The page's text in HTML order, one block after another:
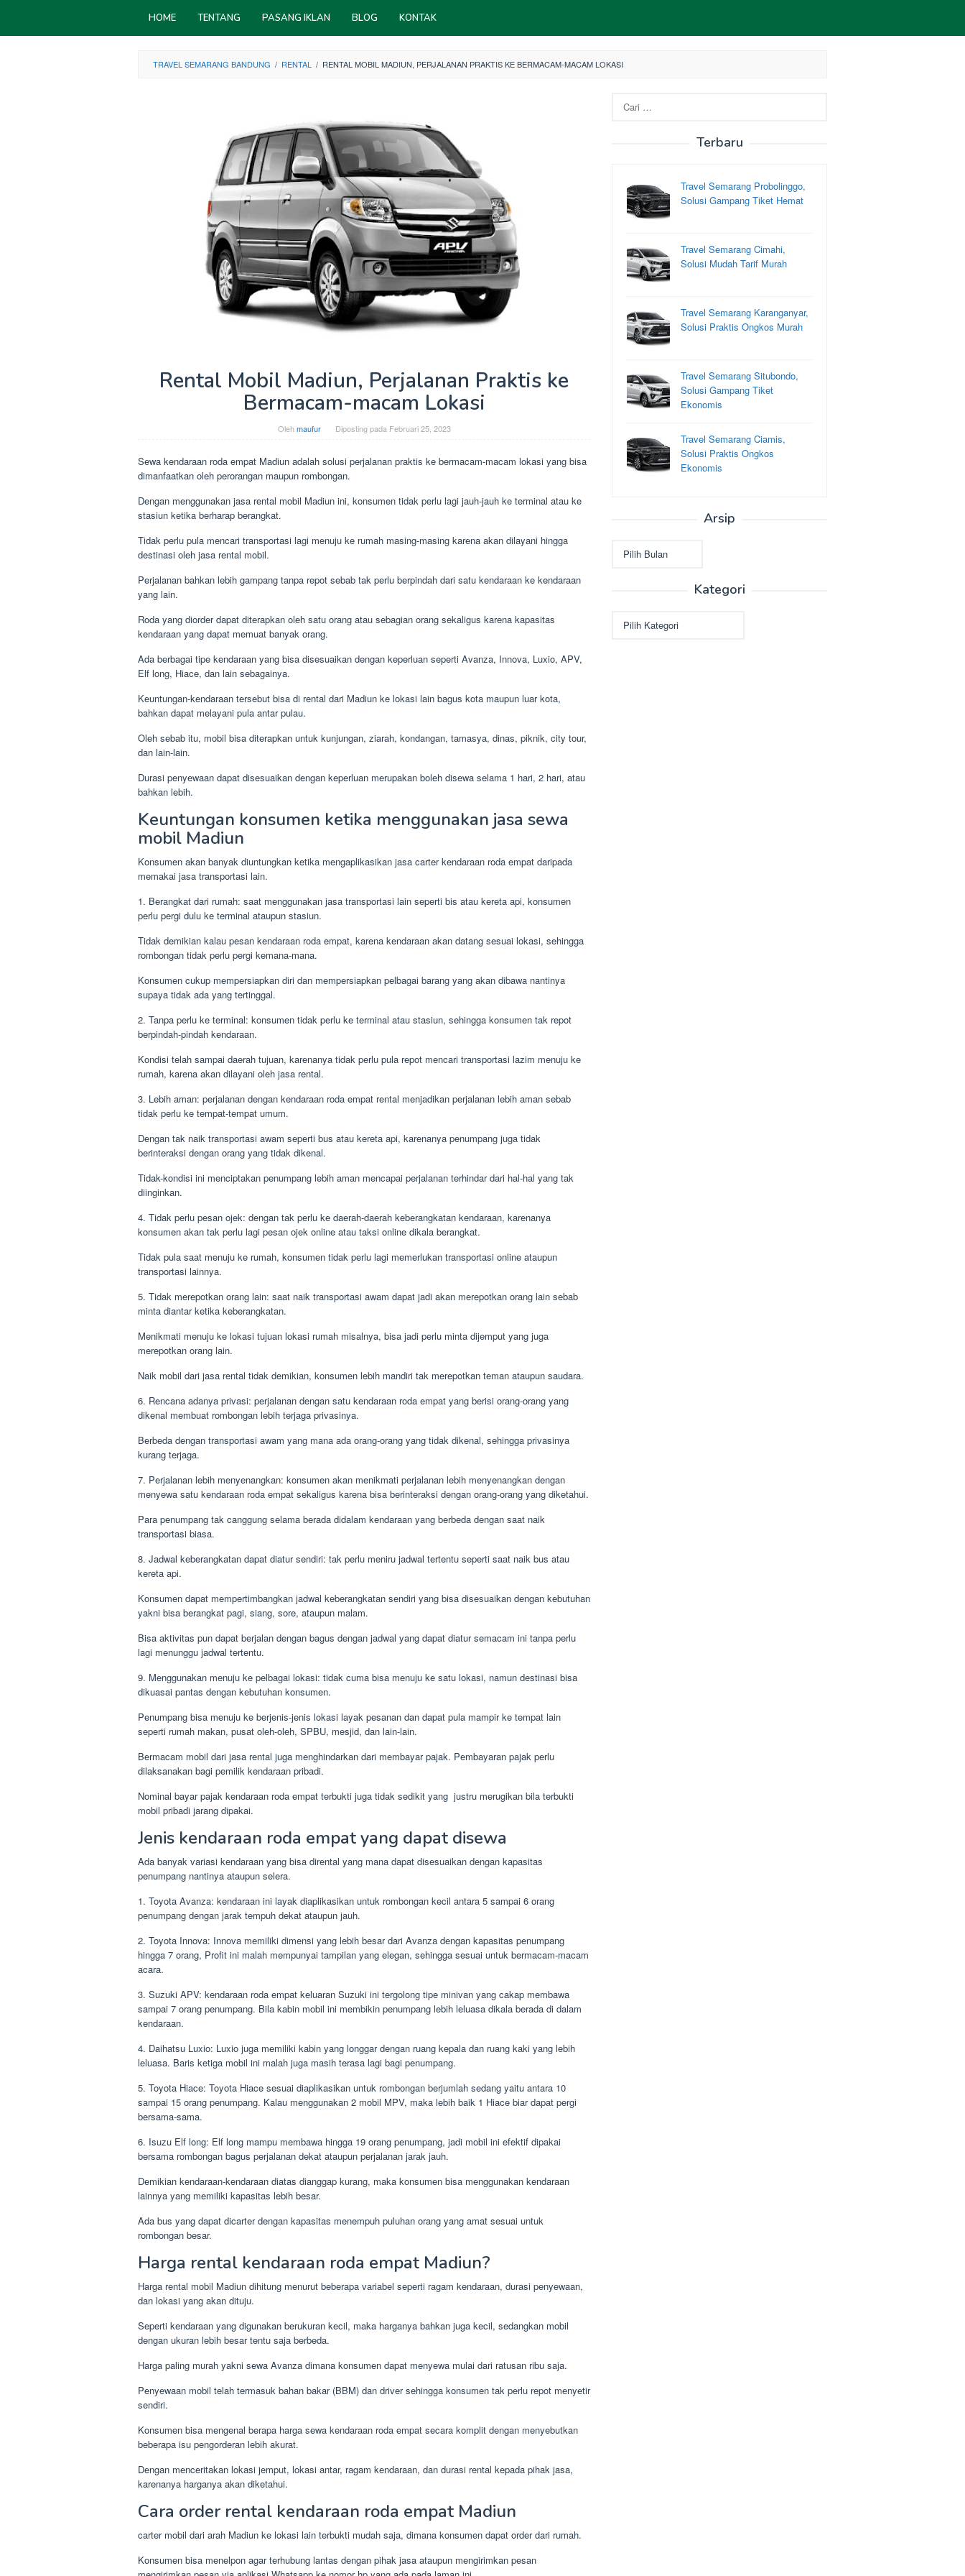
content
HOME TENTANG PASANG IKLAN BLOG KONTAK
TRAVEL SEMARANG BANDUNG / RENTAL / RENTAL MOBIL MADIUN, PERJALANAN PRAKTIS KE BERMACAM-MACAM LOKASI
Rental Mobil Madiun, Perjalanan Praktis ke
Bermacam-macam Lokasi
Olehmaufur Diposting pada Februari 25, 2023
Sewa kendaraan roda empat Madiun adalah solusi perjalanan praktis ke bermacam-macam lokasi yang bisa
dimanfaatkan oleh perorangan maupun rombongan.
Dengan menggunakan jasa rental mobil Madiun ini, konsumen tidak perlu lagi jauh-jauh ke terminal atau ke
stasiun ketika berharap berangkat.
Tidak perlu pula mencari transportasi lagi menuju ke rumah masing-masing karena akan dilayani hingga
destinasi oleh jasa rental mobil.
Perjalanan bahkan lebih gampang tanpa repot sebab tak perlu berpindah dari satu kendaraan ke kendaraan
yang lain.
Roda yang diorder dapat diterapkan oleh satu orang atau sebagian orang sekaligus karena kapasitas
kendaraan yang dapat memuat banyak orang.
Ada berbagai tipe kendaraan yang bisa disesuaikan dengan keperluan seperti Avanza, Innova, Luxio, APV,
Elf long, Hiace, dan lain sebagainya.
Keuntungan-kendaraan tersebut bisa di rental dari Madiun ke lokasi lain bagus kota maupun luar kota,
bahkan dapat melayani pula antar pulau.
Oleh sebab itu, mobil bisa diterapkan untuk kunjungan, ziarah, kondangan, tamasya, dinas, piknik, city tour,
dan lain-lain.
Durasi penyewaan dapat disesuaikan dengan keperluan merupakan boleh disewa selama 1 hari, 2 hari, atau
bahkan lebih.
Keuntungan konsumen ketika menggunakan jasa sewa
mobil Madiun
Konsumen akan banyak diuntungkan ketika mengaplikasikan jasa carter kendaraan roda empat daripada
memakai jasa transportasi lain.
1. Berangkat dari rumah: saat menggunakan jasa transportasi lain seperti bis atau kereta api, konsumen
perlu pergi dulu ke terminal ataupun stasiun.
Tidak demikian kalau pesan kendaraan roda empat, karena kendaraan akan datang sesuai lokasi, sehingga
rombongan tidak perlu pergi kemana-mana.
Konsumen cukup mempersiapkan diri dan mempersiapkan pelbagai barang yang akan dibawa nantinya
supaya tidak ada yang tertinggal.
2. Tanpa perlu ke terminal: konsumen tidak perlu ke terminal atau stasiun, sehingga konsumen tak repot
berpindah-pindah kendaraan.
Kondisi telah sampai daerah tujuan, karenanya tidak perlu pula repot mencari transportasi lazim menuju ke
rumah, karena akan dilayani oleh jasa rental.
3. Lebih aman: perjalanan dengan kendaraan roda empat rental menjadikan perjalanan lebih aman sebab
tidak perlu ke tempat-tempat umum.
Dengan tak naik transportasi awam seperti bus atau kereta api, karenanya penumpang juga tidak
berinteraksi dengan orang yang tidak dikenal.
Tidak-kondisi ini menciptakan penumpang lebih aman mencapai perjalanan terhindar dari hal-hal yang tak
diinginkan.
4. Tidak perlu pesan ojek: dengan tak perlu ke daerah-daerah keberangkatan kendaraan, karenanya
konsumen akan tak perlu lagi pesan ojek online atau taksi online dikala berangkat.
Tidak pula saat menuju ke rumah, konsumen tidak perlu lagi memerlukan transportasi online ataupun
transportasi lainnya.
5. Tidak merepotkan orang lain: saat naik transportasi awam dapat jadi akan merepotkan orang lain sebab
minta diantar ketika keberangkatan.
Menikmati menuju ke lokasi tujuan lokasi rumah misalnya, bisa jadi perlu minta dijemput yang juga
merepotkan orang lain.
Naik mobil dari jasa rental tidak demikian, konsumen lebih mandiri tak merepotkan teman ataupun saudara.
6. Rencana adanya privasi: perjalanan dengan satu kendaraan roda empat yang berisi orang-orang yang
dikenal membuat rombongan lebih terjaga privasinya.
Berbeda dengan transportasi awam yang mana ada orang-orang yang tidak dikenal, sehingga privasinya
kurang terjaga.
7. Perjalanan lebih menyenangkan: konsumen akan menikmati perjalanan lebih menyenangkan dengan
menyewa satu kendaraan roda empat sekaligus karena bisa berinteraksi dengan orang-orang yang diketahui.
Para penumpang tak canggung selama berada didalam kendaraan yang berbeda dengan saat naik
transportasi biasa.
8. Jadwal keberangkatan dapat diatur sendiri: tak perlu meniru jadwal tertentu seperti saat naik bus atau
kereta api.
Konsumen dapat mempertimbangkan jadwal keberangkatan sendiri yang bisa disesuaikan dengan kebutuhan
yakni bisa berangkat pagi, siang, sore, ataupun malam.
Bisa aktivitas pun dapat berjalan dengan bagus dengan jadwal yang dapat diatur semacam ini tanpa perlu
lagi menunggu jadwal tertentu.
9. Menggunakan menuju ke pelbagai lokasi: tidak cuma bisa menuju ke satu lokasi, namun destinasi bisa
dikuasai pantas dengan kebutuhan konsumen.
Penumpang bisa menuju ke berjenis-jenis lokasi layak pesanan dan dapat pula mampir ke tempat lain
seperti rumah makan, pusat oleh-oleh, SPBU, mesjid, dan lain-lain.
Bermacam mobil dari jasa rental juga menghindarkan dari membayar pajak. Pembayaran pajak perlu
dilaksanakan bagi pemilik kendaraan pribadi.
Nominal bayar pajak kendaraan roda empat terbukti juga tidak sedikit yang justru merugikan bila terbukti
mobil pribadi jarang dipakai.
Jenis kendaraan roda empat yang dapat disewa
Ada banyak variasi kendaraan yang bisa dirental yang mana dapat disesuaikan dengan kapasitas
penumpang nantinya ataupun selera.
1. Toyota Avanza: kendaraan ini layak diaplikasikan untuk rombongan kecil antara 5 sampai 6 orang
penumpang dengan jarak tempuh dekat ataupun jauh.
2. Toyota Innova: Innova memiliki dimensi yang lebih besar dari Avanza dengan kapasitas penumpang
hingga 7 orang, Profit ini malah mempunyai tampilan yang elegan, sehingga sesuai untuk bermacam-macam
acara.
3. Suzuki APV: kendaraan roda empat keluaran Suzuki ini tergolong tipe minivan yang cakap membawa
sampai 7 orang penumpang. Bila kabin mobil ini membikin penumpang lebih leluasa dikala berada di dalam
kendaraan.
4. Daihatsu Luxio: Luxio juga memiliki kabin yang longgar dengan ruang kepala dan ruang kaki yang lebih
leluasa. Baris ketiga mobil ini malah juga masih terasa lagi bagi penumpang.
5. Toyota Hiace: Toyota Hiace sesuai diaplikasikan untuk rombongan berjumlah sedang yaitu antara 10
sampai 15 orang penumpang. Kalau menggunakan 2 mobil MPV, maka lebih baik 1 Hiace biar dapat pergi
bersama-sama.
6. Isuzu Elf long: Elf long mampu membawa hingga 19 orang penumpang, jadi mobil ini efektif dipakai
bersama rombongan bagus perjalanan dekat ataupun perjalanan jarak jauh.
Demikian kendaraan-kendaraan diatas dianggap kurang, maka konsumen bisa menggunakan kendaraan
lainnya yang memiliki kapasitas lebih besar.
Ada bus yang dapat dicarter dengan kapasitas menempuh puluhan orang yang amat sesuai untuk
rombongan besar.
Harga rental kendaraan roda empat Madiun?
Harga rental mobil Madiun dihitung menurut beberapa variabel seperti ragam kendaraan, durasi penyewaan,
dan lokasi yang akan dituju.
Seperti kendaraan yang digunakan berukuran kecil, maka harganya bahkan juga kecil, sedangkan mobil
dengan ukuran lebih besar tentu saja berbeda.
Harga paling murah yakni sewa Avanza dimana konsumen dapat menyewa mulai dari ratusan ribu saja.
Penyewaan mobil telah termasuk bahan bakar (BBM) dan driver sehingga konsumen tak perlu repot menyetir
sendiri.
Konsumen bisa mengenal berapa harga sewa kendaraan roda empat secara komplit dengan menyebutkan
beberapa isu pengorderan lebih akurat.
Dengan menceritakan lokasi jemput, lokasi antar, ragam kendaraan, dan durasi rental kepada pihak jasa,
karenanya harganya akan diketahui.
Cara order rental kendaraan roda empat Madiun
carter mobil dari arah Madiun ke lokasi lain terbukti mudah saja, dimana konsumen dapat order dari rumah.
Konsumen bisa menelpon agar terhubung lantas dengan pihak jasa ataupun mengirimkan pesan
untuk:
Terbaru
Travel Semarang Probolinggo,
Solusi Gampang Tiket Hemat
Travel Semarang Cimahi,
Solusi Mudah Tarif Murah
Travel Semarang Karanganyar,
Solusi Praktis Ongkos Murah
Travel Semarang Situbondo,
Solusi Gampang Tiket
Ekonomis
Travel Semarang Ciamis,
Solusi Praktis Ongkos
Ekonomis
Arsip
Kategori